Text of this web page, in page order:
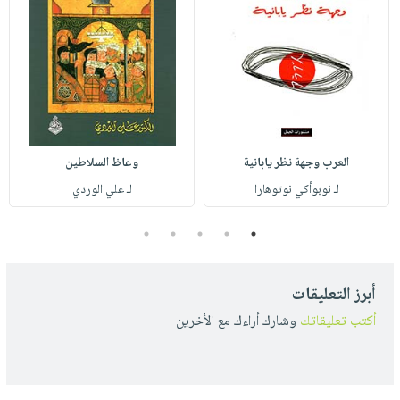
العرب وجهة نظر يابانية
لـ نوبوأكي نوتوهارا
وعاظ السلاطين
لـ علي الوردي
1
2
3
4
5
أبرز التعليقات
أكتب تعليقاتك وشارك أراءك مع الأخرين